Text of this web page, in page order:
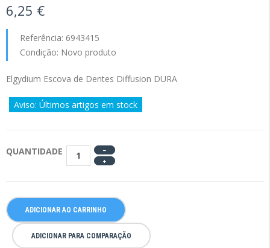
6,25 €
Referência: 6943415
Condição: Novo produto
Elgydium Escova de Dentes Diffusion DURA
Aviso: Últimos artigos em stock
QUANTIDADE
ADICIONAR AO CARRINHO
ADICIONAR PARA COMPARAÇÃO